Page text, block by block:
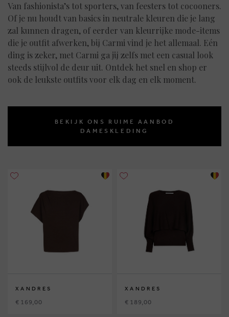
Van fashionista’s tot sporters, van feesters tot cocooners.
Of je nu houdt van basics in neutrale kleuren die je lang
zal kunnen dragen, of eerder van kleurrijke mode-items
die je outfit afwerken, bij Carmi vind je het allemaal. Eén
ding is zeker, met Carmi ga jij zelfs met een casual look
steeds stijlvol de deur uit. Ontdek het snel en shop er
ook de leukste outfits voor elk dag en elk moment.
BEKIJK ONS RUIME AANBOD
DAMESKLEDING
XANDRES
€ 169,00
XANDRES
€ 189,00